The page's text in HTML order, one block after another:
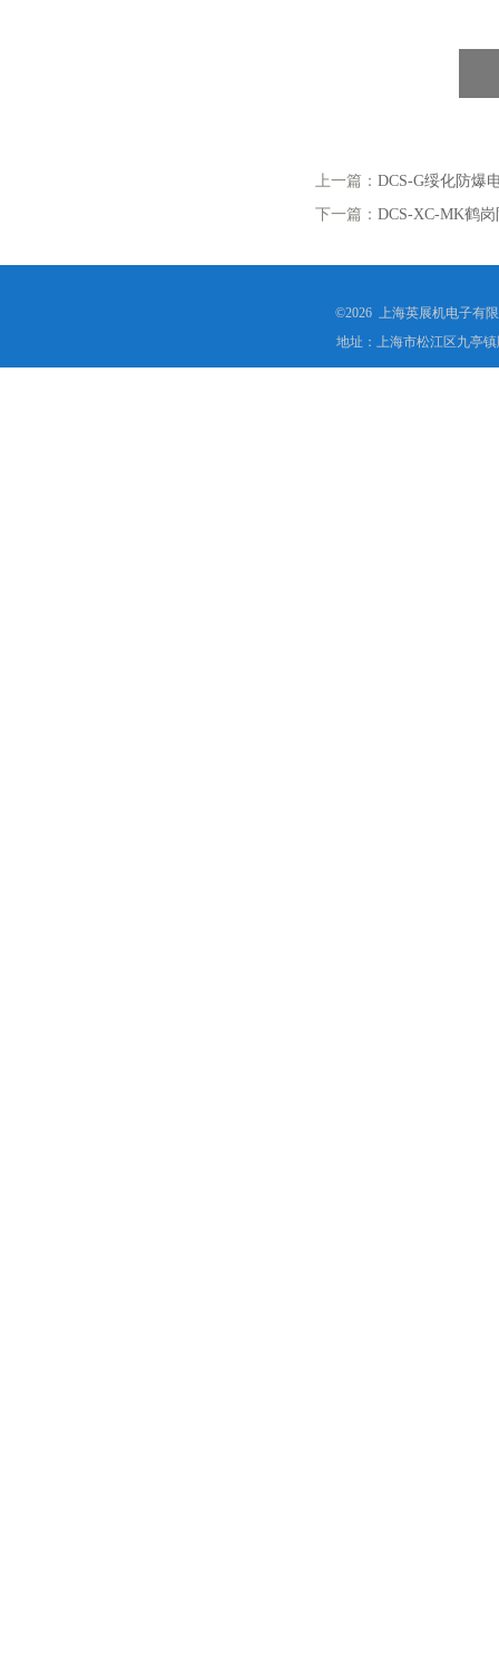
上一篇： DCS-G绥化防爆
下一篇： DCS-XC-MK鹤
©2026 上海英展机电子有
地址：上海市松江区九亭镇